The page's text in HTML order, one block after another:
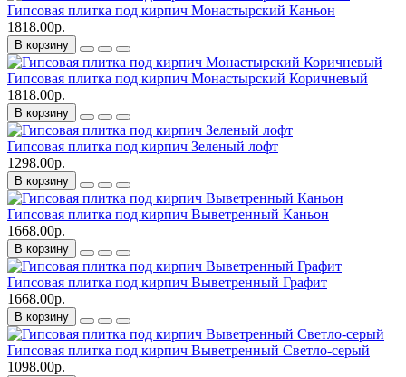
Гипсовая плитка под кирпич Монастырский Каньон
1818.00р.
В корзину
Гипсовая плитка под кирпич Монастырский Коричневый
1818.00р.
В корзину
Гипсовая плитка под кирпич Зеленый лофт
1298.00р.
В корзину
Гипсовая плитка под кирпич Выветренный Каньон
1668.00р.
В корзину
Гипсовая плитка под кирпич Выветренный Графит
1668.00р.
В корзину
Гипсовая плитка под кирпич Выветренный Светло-серый
1098.00р.